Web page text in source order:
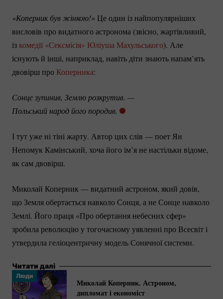
«Коперник був жінкою!» Це один із найпопулярніших
висловів про видатного астронома (звісно, жартівливий,
із комедії «Сексмісія» Юліуша Махульського). Але
існують й інші, наприклад, навіть діти знають напам’ять
двовірш про Коперника:
Сонце зупинив, Землю розкрутив. —
Польський народ його породив.
І тут уже ні тіні жарту. Автор цих слів — поет Ян
Непомук Камінський, хоча його ім’я не настільки відоме,
як сам двовірш.
Миколай Коперник — видатний астроном, який довів,
що Земля обертається навколо Сонця, а не Сонце навколо
Землі. Його праця «Про обертання небесних сфер»
зробила революцію у тогочасному уявленні про Всесвіт і
утвердила геліоцентричну модель Сонячної системи.
Читати далі
Люди
Миколай Коперник. Астроном,
дипломат і економіст